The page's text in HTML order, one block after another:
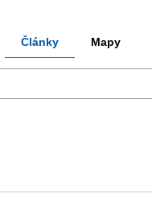
Články Mapy